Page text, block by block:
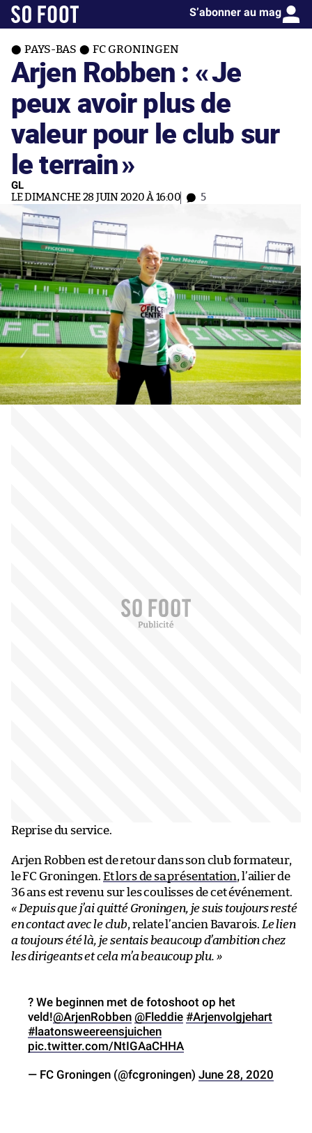
S’abonner au mag
PAYS-BAS FC GRONINGEN
Arjen Robben : «Je
peux avoir plus de
valeur pour le club sur
le terrain»
GL
LE DIMANCHE 28 JUIN 2020 À 16:00 5
Reprise du service.
Arjen Robben est de retour dans son club formateur,
le FC Groningen. Et lors de sa présentation, l’ailier de
36 ans est revenu sur les coulisses de cet événement.
« Depuis que j’ai quitté Groningen, je suis toujours resté
en contact avec le club, relate l’ancien Bavarois. Le lien
a toujours été là, je sentais beaucoup d’ambition chez
les dirigeants et cela m’a beaucoup plu. »
? We beginnen met de fotoshoot op het
veld!@ArjenRobben @Fleddie #Arjenvolgjehart
#laatonsweereensjuichen
pic.twitter.com/NtIGAaCHHA
— FC Groningen (@fcgroningen) June 28, 2020